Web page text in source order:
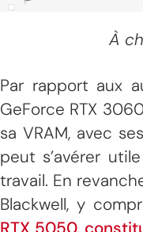
À
Par rapport aux
GeForce RTX
sa VRAM, avec
peut s’avérer
travail. En
Blackwell, y